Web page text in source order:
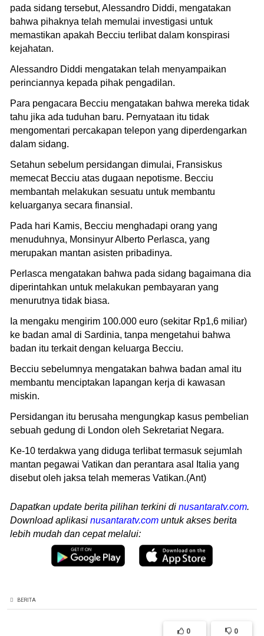
pada sidang tersebut, Alessandro Diddi, mengatakan
bahwa pihaknya telah memulai investigasi untuk
memastikan apakah Becciu terlibat dalam konspirasi
kejahatan.
Alessandro Diddi mengatakan telah menyampaikan
perinciannya kepada pihak pengadilan.
Para pengacara Becciu mengatakan bahwa mereka tidak
tahu jika ada tuduhan baru. Pernyataan itu tidak
mengomentari percakapan telepon yang diperdengarkan
dalam sidang.
Setahun sebelum persidangan dimulai, Fransiskus
memecat Becciu atas dugaan nepotisme. Becciu
membantah melakukan sesuatu untuk membantu
keluarganya secara finansial.
Pada hari Kamis, Becciu menghadapi orang yang
menuduhnya, Monsinyur Alberto Perlasca, yang
merupakan mantan asisten pribadinya.
Perlasca mengatakan bahwa pada sidang bagaimana dia
diperintahkan untuk melakukan pembayaran yang
menurutnya tidak biasa.
Ia mengaku mengirim 100.000 euro (sekitar Rp1,6 miliar)
ke badan amal di Sardinia, tanpa mengetahui bahwa
badan itu terkait dengan keluarga Becciu.
Becciu sebelumnya mengatakan bahwa badan amal itu
membantu menciptakan lapangan kerja di kawasan
miskin.
Persidangan itu berusaha mengungkap kasus pembelian
sebuah gedung di London oleh Sekretariat Negara.
Ke-10 terdakwa yang diduga terlibat termasuk sejumlah
mantan pegawai Vatikan dan perantara asal Italia yang
disebut oleh jaksa telah memeras Vatikan.(Ant)
Dapatkan update berita pilihan terkini di nusantaratv.com.
Download aplikasi nusantaratv.com untuk akses berita
lebih mudah dan cepat melalui:
BERITA
0 0